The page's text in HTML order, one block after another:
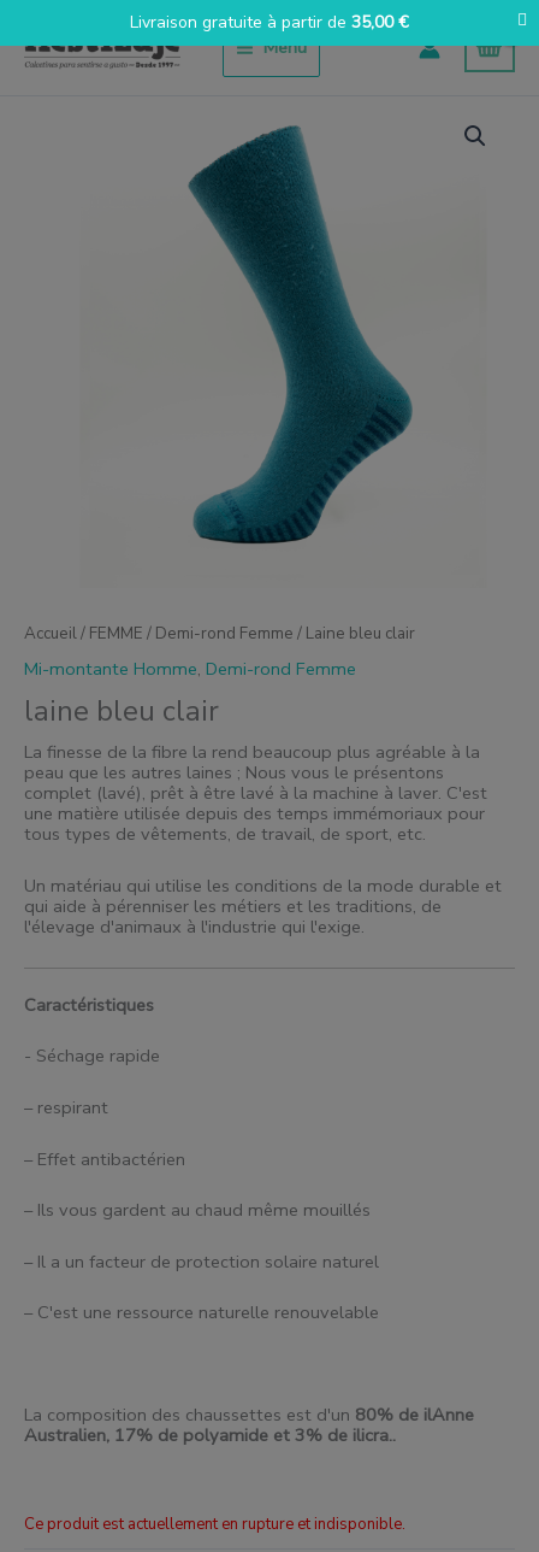
contenu
Menu
Accueil/ FEMME / Demi-rond Femme / Laine bleu clair
Mi-montante Homme, Demi-rond Femme
laine bleu clair
La finesse de la fibre la rend beaucoup plus agréable à la
peau que les autres laines ; Nous vous le présentons
complet (lavé), prêt à être lavé à la machine à laver. C'est
une matière utilisée depuis des temps immémoriaux pour
tous types de vêtements, de travail, de sport, etc.
Un matériau qui utilise les conditions de la mode durable et
qui aide à pérenniser les métiers et les traditions, de
l'élevage d'animaux à l'industrie qui l'exige.
Caractéristiques
- Séchage rapide
– respirant
– Effet antibactérien
– Ils vous gardent au chaud même mouillés
– Il a un facteur de protection solaire naturel
– C'est une ressource naturelle renouvelable
La composition des chaussettes est d'un 80% de ilAnne
Australien, 17% de polyamide et 3% de ilicra..
Ce produit est actuellement en rupture et indisponible.
Livraison gratuite à partir de 35,00€